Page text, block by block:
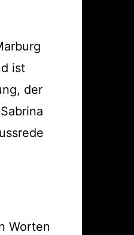
ist
der
Worten